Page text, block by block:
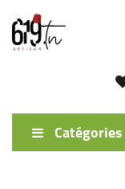
Catégories